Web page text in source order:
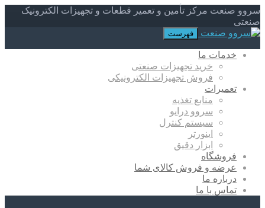
سروو صنعت مرکز تأمین و تعمیر قطعات و تجهیزات الکترونیک
صنعتی
فهرست
خدمات ما
خرید تجهیزات صنعتی
فروش تجهیزات الکترونیکی
تعمیرات
منابع تغذیه
سروو درایو
سیستم کنترل
اینورتر
ابزار دقیق
فروشگاه
عرضه و فروش کالای شما
درباره ما
تماس با ما